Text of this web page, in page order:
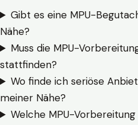
Gibt es eine MPU-
Nähe?
Muss die MPU-
stattfinden?
Wo finde ich seriöse
meiner Nähe?
Welche MPU-